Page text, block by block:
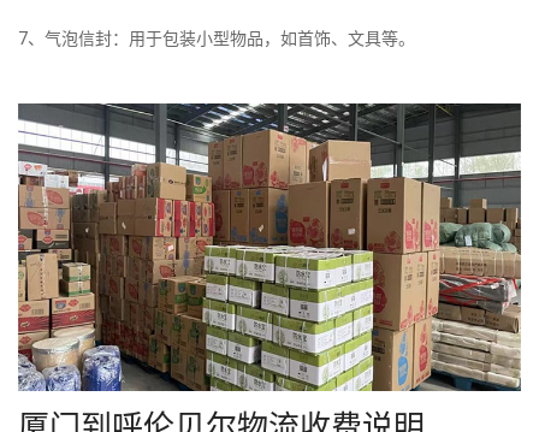
7、气泡信封：用于包装小型物品，如首饰、文具等。